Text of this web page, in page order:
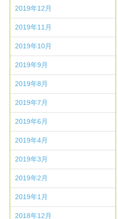
2019年12月
2019年11月
2019年10月
2019年9月
2019年8月
2019年7月
2019年6月
2019年4月
2019年3月
2019年2月
2019年1月
2018年12月